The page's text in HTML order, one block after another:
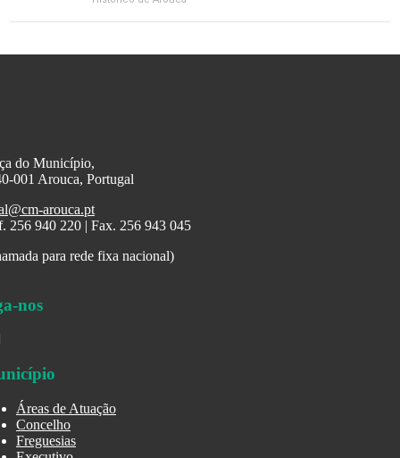
do Município,
001 Arouca, Portugal
arouca.pt
256 940 220 | Fax. 256 943 045
para rede fixa nacional)
nos
Áreas de Atuação
Concelho
Freguesias